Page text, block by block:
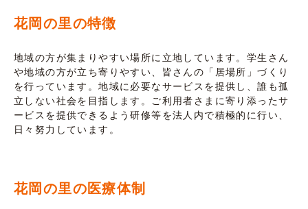
花岡の里の特徴
地域の方が集まりやすい場所に立地しています。学生さん
や地域の方が立ち寄りやすい、皆さんの「居場所」づくり
を行っています。地域に必要なサービスを提供し、誰も孤
立しない社会を目指します。ご利用者さまに寄り添ったサ
ービスを提供できるよう研修等を法人内で積極的に行い、
日々努力しています。
花岡の里の医療体制